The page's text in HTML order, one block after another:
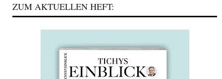
ZUM AKTUELLEN HEFT: